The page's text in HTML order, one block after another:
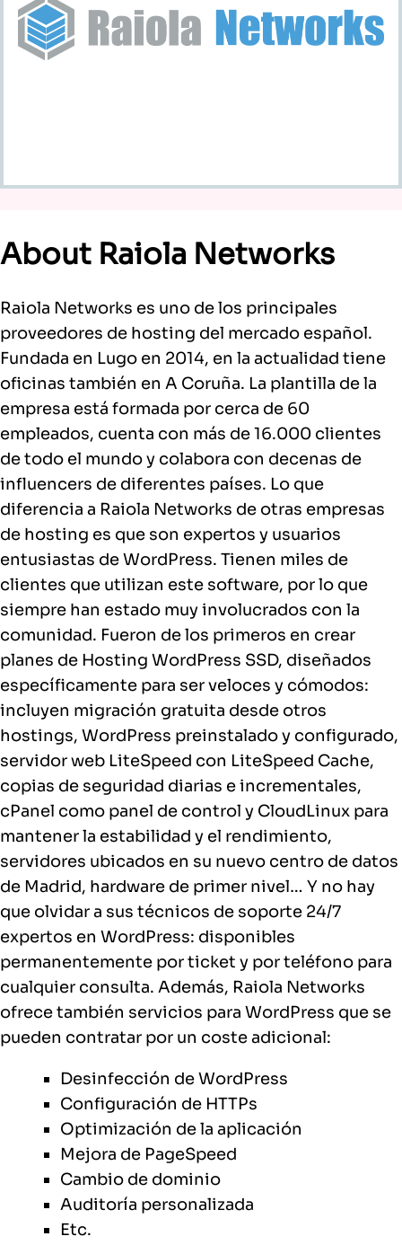
About Raiola Networks
Raiola Networks es uno de los principales
proveedores de hosting del mercado español.
Fundada en Lugo en 2014, en la actualidad tiene
oficinas también en A Coruña. La plantilla de la
empresa está formada por cerca de 60
empleados, cuenta con más de 16.000 clientes
de todo el mundo y colabora con decenas de
influencers de diferentes países. Lo que
diferencia a Raiola Networks de otras empresas
de hosting es que son expertos y usuarios
entusiastas de WordPress. Tienen miles de
clientes que utilizan este software, por lo que
siempre han estado muy involucrados con la
comunidad. Fueron de los primeros en crear
planes de Hosting WordPress SSD, diseñados
específicamente para ser veloces y cómodos:
incluyen migración gratuita desde otros
hostings, WordPress preinstalado y configurado,
servidor web LiteSpeed con LiteSpeed Cache,
copias de seguridad diarias e incrementales,
cPanel como panel de control y CloudLinux para
mantener la estabilidad y el rendimiento,
servidores ubicados en su nuevo centro de datos
de Madrid, hardware de primer nivel… Y no hay
que olvidar a sus técnicos de soporte 24/7
expertos en WordPress: disponibles
permanentemente por ticket y por teléfono para
cualquier consulta. Además, Raiola Networks
ofrece también servicios para WordPress que se
pueden contratar por un coste adicional:
Desinfección de WordPress
Configuración de HTTPs
Optimización de la aplicación
Mejora de PageSpeed
Cambio de dominio
Auditoría personalizada
Etc.